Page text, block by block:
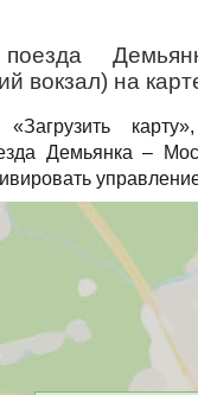
вокзал) на
Демьянка –